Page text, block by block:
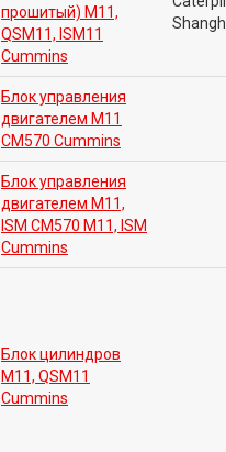
прошитый) M11,
QSM11, ISM11
Cummins
Блок управления
двигателем M11
CM570 Cummins
Блок управления
двигателем M11,
ISM CM570 M11, ISM
Cummins
Блок цилиндров
M11, QSM11
Cummins